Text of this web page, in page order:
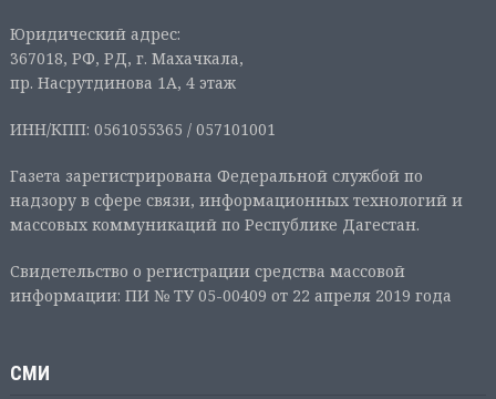
Юридический адрес:
367018, РФ, РД, г. Махачкала,
пр. Насрутдинова 1А, 4 этаж
ИНН/КПП: 0561055365 / 057101001
Газета зарегистрирована Федеральной службой по
надзору в сфере связи, информационных технологий и
массовых коммуникаций по Республике Дагестан.
Свидетельство о регистрации средства массовой
информации: ПИ № ТУ 05-00409 от 22 апреля 2019 года
СМИ